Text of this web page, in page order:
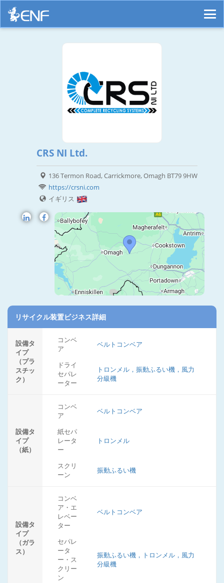
CRS NI Ltd.
136 Termon Road, Carrickmore, Omagh BT79 9HW
https://crsni.com
イギリス
リサイクル装置ビジネス詳細
設備タ
イプ
（プラ
スチッ
ク）
コンベ
ア
ベルトコンベア
ドライ
セパレ
ーター
トロンメル，振動ふるい機，風力
分級機
設備タ
イプ
（紙）
コンベ
ア
ベルトコンベア
紙セパ
レータ
ー
トロンメル
スクリ
ーン
振動ふるい機
設備タ
イプ
（ガラ
ス）
コンベ
ア・エ
レベー
ター
ベルトコンベア
セパレ
ータ
ー・ス
クリー
ン
振動ふるい機，トロンメル，風力
分級機